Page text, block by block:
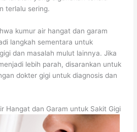
terlalu sering.
kumur air hangat dan garam
langkah sementara untuk
dan masalah mulut lainnya. Jika
lebih parah, disarankan untuk
dokter gigi untuk diagnosis dan
Hangat dan Garam untuk Sakit Gigi